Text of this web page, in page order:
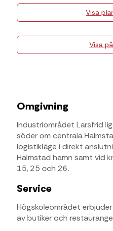
Visa
Visa
Omgivning
Industriområdet Larsfrid
söder om centrala
logistikläge i direkt
Halmstad hamn samt vid
15, 25 och 26.
Service
Högskoleområdet
av butiker och